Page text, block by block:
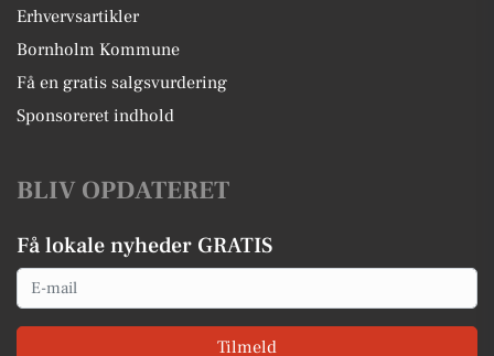
Erhvervsartikler
Bornholm Kommune
Få en gratis salgsvurdering
Sponsoreret indhold
BLIV OPDATERET
Få lokale nyheder GRATIS
Email
Tilmeld